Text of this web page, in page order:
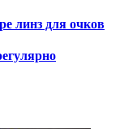
линз для очков